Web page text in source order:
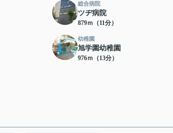
総合病院
ツヂ病院
879ｍ（11分）
幼稚園
旭学園幼稚園
976ｍ（13分）